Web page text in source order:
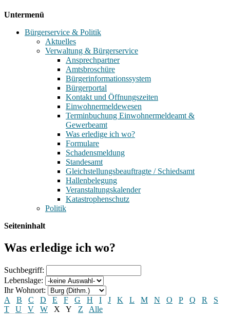
Untermenü
Bürgerservice & Politik
Aktuelles
Verwaltung & Bürgerservice
Ansprechpartner
Amtsbroschüre
Bürgerinformationssystem
Bürgerportal
Kontakt und Öffnungszeiten
Einwohnermeldewesen
Terminbuchung Einwohnermeldeamt &
Gewerbeamt
Was erledige ich wo?
Formulare
Schadensmeldung
Standesamt
Gleichstellungsbeauftragte / Schiedsamt
Hallenbelegung
Veranstaltungskalender
Katastrophenschutz
Politik
Seiteninhalt
Was erledige ich wo?
Suchbegriff:
Lebenslage:
Ihr Wohnort:
A
B C D E F G H I J K L M N O P Q R
S
T
U V W X Y Z Alle